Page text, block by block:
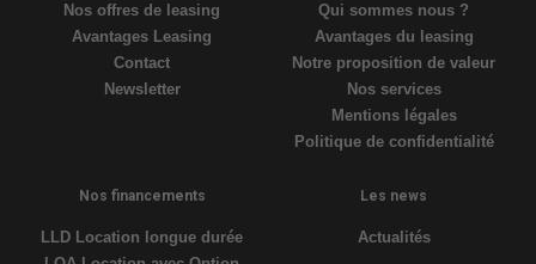
Nos offres de leasing
Avantages Leasing
Contact
Newsletter
Qui sommes nous ?
Avantages du leasing
Notre proposition de valeur
Nos services
Mentions légales
Politique de confidentialité
Nos financements
LLD Location longue durée
Les news
Actualités